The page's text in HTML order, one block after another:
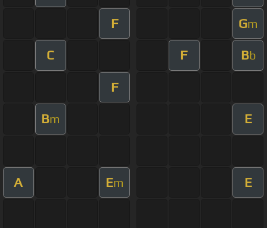
F Gm
C F Bb
F
Bm E
A Em E